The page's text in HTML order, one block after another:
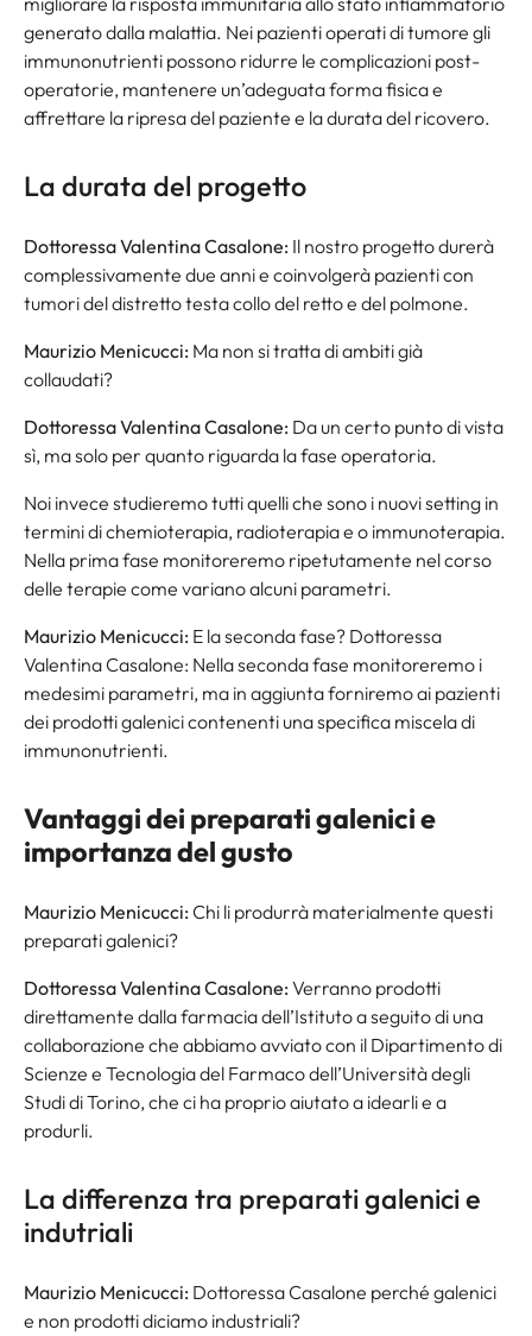
generato dalla malattia. Nei pazienti operati di tumore gli
immunonutrienti possono ridurre le complicazioni post-
operatorie, mantenere un’adeguata forma fisica e
affrettare la ripresa del paziente e la durata del ricovero.
La durata del progetto
Dottoressa Valentina Casalone: Il nostro progetto durerà
complessivamente due anni e coinvolgerà pazienti con
tumori del distretto testa collo del retto e del polmone.
Maurizio Menicucci: Ma non si tratta di ambiti già
collaudati?
Dottoressa Valentina Casalone: Da un certo punto di vista
sì, ma solo per quanto riguarda la fase operatoria.
Noi invece studieremo tutti quelli che sono i nuovi setting in
termini di chemioterapia, radioterapia e o immunoterapia.
Nella prima fase monitoreremo ripetutamente nel corso
delle terapie come variano alcuni parametri.
Maurizio Menicucci: E la seconda fase? Dottoressa
Valentina Casalone: Nella seconda fase monitoreremo i
medesimi parametri, ma in aggiunta forniremo ai pazienti
dei prodotti galenici contenenti una specifica miscela di
immunonutrienti.
Vantaggi dei preparati galenici e
importanza del gusto
Maurizio Menicucci: Chi li produrrà materialmente questi
preparati galenici?
Dottoressa Valentina Casalone: Verranno prodotti
direttamente dalla farmacia dell’Istituto a seguito di una
collaborazione che abbiamo avviato con il Dipartimento di
Scienze e Tecnologia del Farmaco dell’Università degli
Studi di Torino, che ci ha proprio aiutato a idearli e a
produrli.
La differenza tra preparati galenici e
indutriali
Maurizio Menicucci: Dottoressa Casalone perché galenici
e non prodotti diciamo industriali?